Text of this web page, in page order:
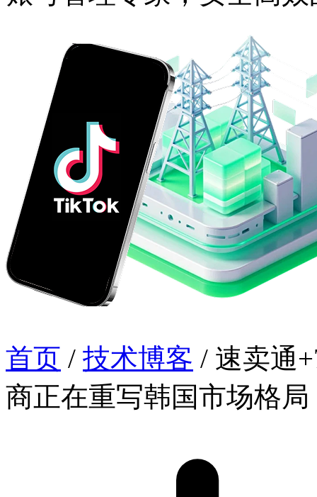
首页 / 技术博客 / 速卖通
商正在重写韩国市场格局